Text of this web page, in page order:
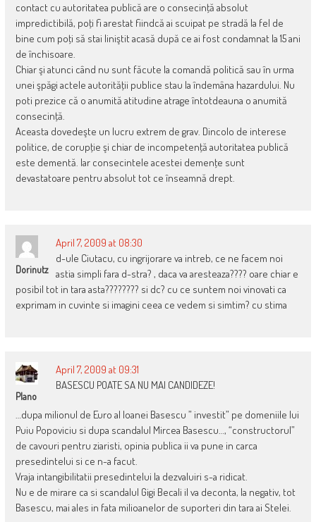
contact cu autoritatea publică are o consecinţă absolut
impredictibilă, poţi fi arestat fiindcă ai scuipat pe stradă la fel de
bine cum poţi să stai liniştit acasă după ce ai fost condamnat la 15 ani
de închisoare.
Chiar şi atunci când nu sunt făcute la comandă politică sau în urma
unei şpăgi actele autorităţii publice stau la îndemâna hazardului. Nu
poti prezice că o anumită atitudine atrage întotdeauna o anumită
consecinţă.
Aceasta dovedeşte un lucru extrem de grav. Dincolo de interese
politice, de corupţie şi chiar de incompetenţă autoritatea publică
este dementă. Iar consecintele acestei demenţe sunt
devastatoare pentru absolut tot ce înseamnă drept.
Dorinutz
April 7, 2009 at 08:30
d-ule Ciutacu, cu ingrijorare va intreb, ce ne facem noi
astia simpli fara d-stra? , daca va aresteaza???? oare chiar e
posibil tot in tara asta???????? si dc? cu ce suntem noi vinovati ca
exprimam in cuvinte si imagini ceea ce vedem si simtim? cu stima
Plano
April 7, 2009 at 09:31
BASESCU POATE SA NU MAI CANDIDEZE!
…dupa milionul de Euro al Ioanei Basescu ” investit” pe domeniile lui
Puiu Popoviciu si dupa scandalul Mircea Basescu…, “constructorul”
de cavouri pentru ziaristi, opinia publica ii va pune in carca
presedintelui si ce n-a facut.
Vraja intangibilitatii presedintelui la dezvaluiri s-a ridicat.
Nu e de mirare ca si scandalul Gigi Becali il va deconta, la negativ, tot
Basescu, mai ales in fata milioanelor de suporteri din tara ai Stelei.